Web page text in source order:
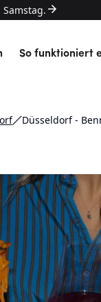
So funktioniert
Düsseldorf -